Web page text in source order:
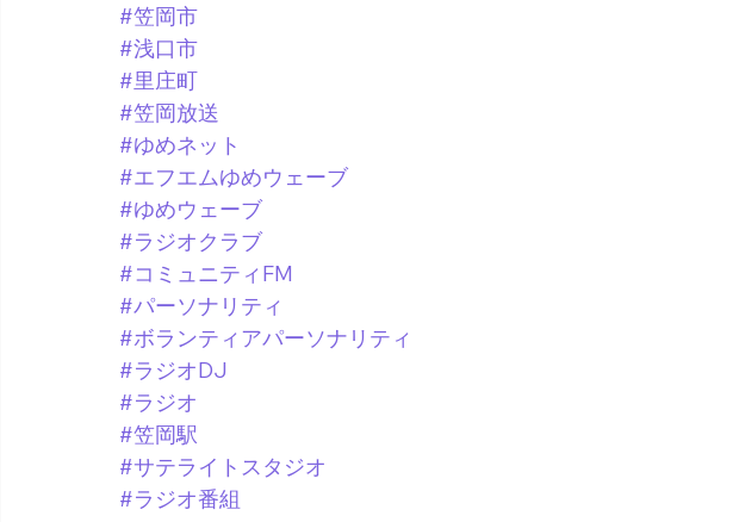
#笠岡市
#浅口市
#里庄町
#笠岡放送
#ゆめネット
#エフエムゆめウェーブ
#ゆめウェーブ
#ラジオクラブ
#コミュニティFM
#パーソナリティ
#ボランティアパーソナリティ
#ラジオDJ
#ラジオ
#笠岡駅
#サテライトスタジオ
#ラジオ番組